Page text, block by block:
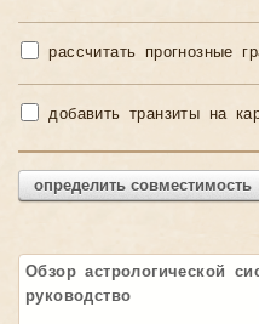
рассчитать прогнозные
добавить транзиты на
определить совместимость
Обзор астрологической
руководство